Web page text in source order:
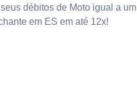
débitos de Moto igual a um
em ES em até 12x!